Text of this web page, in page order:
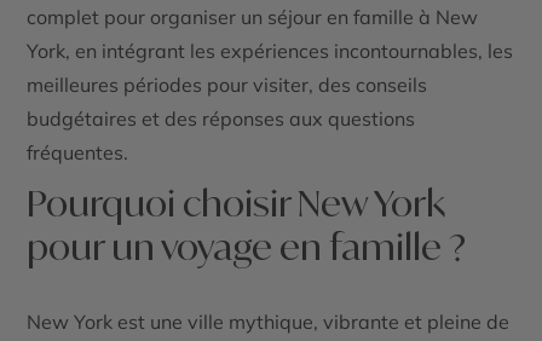
complet pour organiser un séjour en famille à New
York, en intégrant les expériences incontournables, les
meilleures périodes pour visiter, des conseils
budgétaires et des réponses aux questions
fréquentes.
Pourquoi choisir New York
pour un voyage en famille ?
New York est une ville mythique, vibrante et pleine de